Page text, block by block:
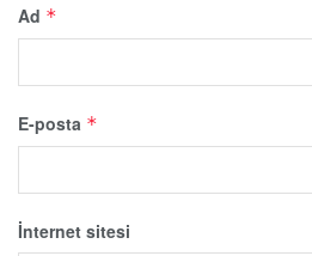
Ad *
E-posta *
İnternet sitesi